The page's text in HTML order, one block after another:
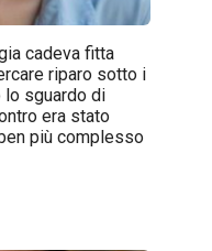
cadeva fitta
riparo sotto i
lo sguardo di
era stato
più complesso